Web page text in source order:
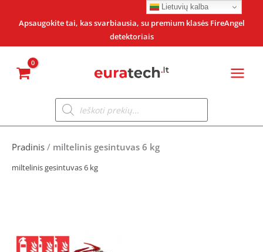
Apsaugokite tai, kas svarbiausia, su premium klasės FireAngel
detektoriais
Products
search
Pradinis / miltelinis gesintuvas 6 kg
miltelinis gesintuvas 6 kg
Lietuvių kalba